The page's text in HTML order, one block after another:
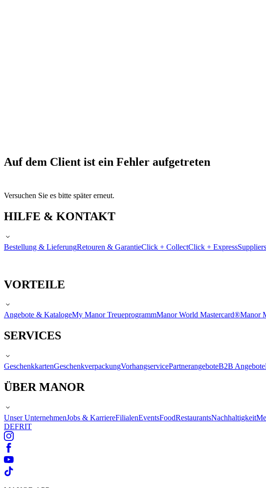
Auf dem Client ist ein Fehler aufgetreten
Versuchen Sie es bitte später erneut.
HILFE & KONTAKT
Bestellung & LieferungRetouren & GarantieClick + CollectClick + Express
VORTEILE
Angebote & KatalogeMy Manor TreueprogrammManor World Mastercard®Manor
SERVICES
GeschenkkartenGeschenkverpackungVorhangservicePartnerangeboteB2B Angebote
ÜBER MANOR
Unser UnternehmenJobs & KarriereFilialenEventsFoodRestaurantsNachhaltigkeit
DEFRIT